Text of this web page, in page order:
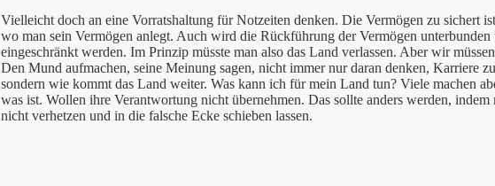
Vielleicht doch an eine Vorratshaltung für Notzeiten denken. Die Vermögen zu sichert
wo man sein Vermögen anlegt. Auch wird die Rückführung der Vermögen
eingeschränkt werden. Im Prinzip müsste man also das Land verlassen. Aber wir
Den Mund aufmachen, seine Meinung sagen, nicht immer nur daran denken, Karriere
sondern wie kommt das Land weiter. Was kann ich für mein Land tun? Viele machen
was ist. Wollen ihre Verantwortung nicht übernehmen. Das sollte anders werden,
nicht verhetzen und in die falsche Ecke schieben lassen.